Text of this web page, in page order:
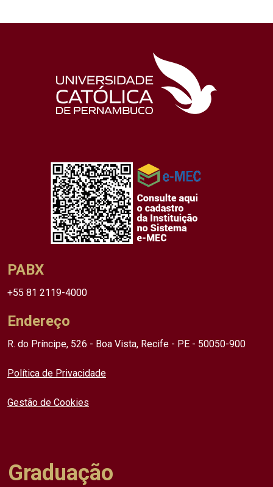
PABX
+55 81 2119-4000
Endereço
R. do Príncipe, 526 - Boa Vista, Recife - PE - 50050-900
Política de Privacidade
Gestão de Cookies
Graduação